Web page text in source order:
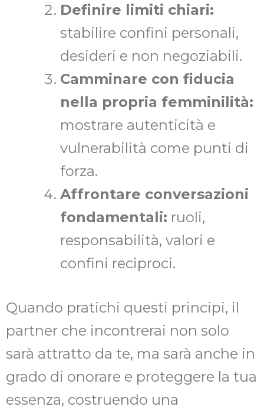
Definire limiti chiari:
stabilire confini personali,
desideri e non negoziabili.
Camminare con fiducia
nella propria femminilità:
mostrare autenticità e
vulnerabilità come punti di
forza.
Affrontare conversazioni
fondamentali: ruoli,
responsabilità, valori e
confini reciproci.
Quando pratichi questi principi, il
partner che incontrerai non solo
sarà attratto da te, ma sarà anche in
grado di onorare e proteggere la tua
essenza, costruendo una